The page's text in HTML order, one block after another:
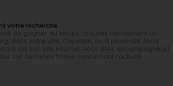
votre recherche
de gagner du temps : trouvez rapidement un
dans votre ville, Capellen, ou à proximité. Nous
via son site internet. Vous êtes accompagné(e)
sur certaines fiches concernant l’activité